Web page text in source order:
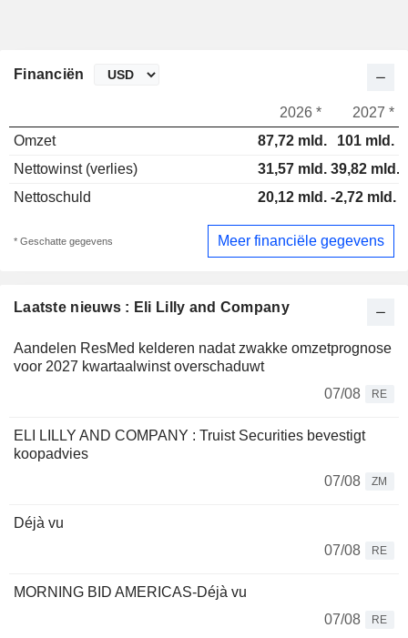
Laatste nieuws : Eli Lilly and Company
Aandelen ResMed kelderen nadat zwakke omzetprognose
voor 2027 kwartaalwinst overschaduwt
07/08
RE
ELI LILLY AND COMPANY : Truist Securities bevestigt
koopadvies
07/08
ZM
Déjà vu
07/08
RE
MORNING BID AMERICAS-Déjà vu
07/08
RE
Financiën
2026 *
2027 *
Omzet
87,72 mld.
101 mld.
Nettowinst (verlies)
31,57 mld. 39,82 mld.
Nettoschuld
20,12 mld. -2,72 mld.
* Geschatte gegevens Meer financiële gegevens